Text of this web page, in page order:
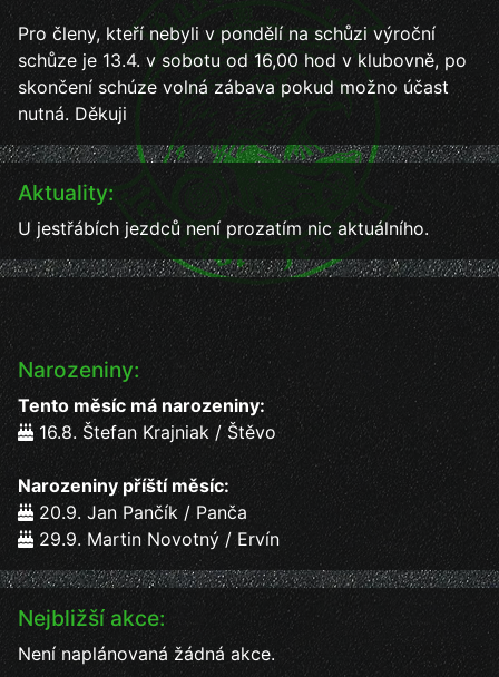
Aktuality:
U jestřábích jezdců není prozatím nic aktuálního.
Pro členy, kteří nebyli v pondělí na schůzi výroční
schůze je 13.4. v sobotu od 16,00 hod v klubovně, po
skončení schúze volná zábava pokud možno účast
nutná. Děkuji
Narozeniny:
Tento měsíc má narozeniny:
16.8. Štefan Krajniak / Štěvo
Narozeniny příští měsíc:
20.9. Jan Pančík / Panča
29.9. Martin Novotný / Ervín
Nejbližší akce:
Není naplánovaná žádná akce.